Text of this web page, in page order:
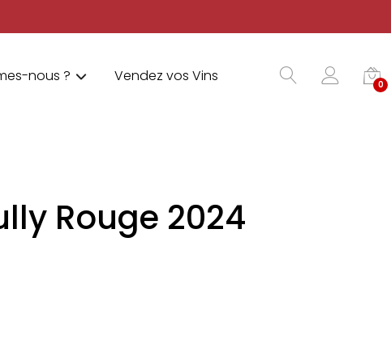
nous ? Vendez vos Vins 0
Rouge 2024